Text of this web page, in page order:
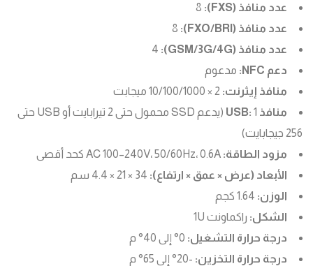
عدد منافذ (FXS):
عدد منافذ (FXO/BRI):
عدد منافذ (GSM/3G/4G):
دعم NFC:
مدعوم
منافذ إيثرنت:
منافذ USB:
1 (يدعم SSD محمول حتى 2 تيرابايت أو USB حتى
256 جيجابايت)
مزود الطاقة:
الأبعاد (عرض × عمق × ارتفاع):
الوزن:
الشكل: راكماونت 1U
درجة حرارة التشغيل:
درجة حرارة التخزين: -20° إلى 65° م